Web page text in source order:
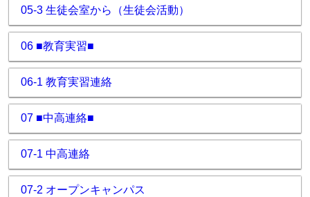
05-3 生徒会室から（生徒会活動）
06 ■教育実習■
06-1 教育実習連絡
07 ■中高連絡■
07-1 中高連絡
07-2 オープンキャンパス